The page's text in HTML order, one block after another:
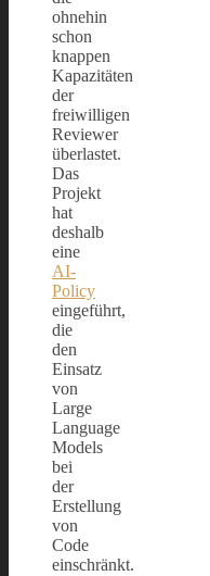
ohnehin
schon
knappen
Kapazitäten
der
freiwilligen
Reviewer
überlastet.
Das
Projekt
hat
deshalb
eine
AI-
Policy
eingeführt,
die
den
Einsatz
von
Large
Language
Models
bei
der
Erstellung
von
Code
einschränkt.